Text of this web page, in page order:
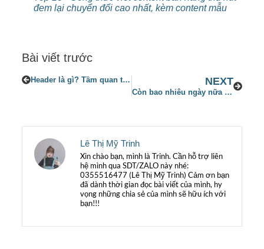
đem lại chuyển đổi cao nhất, kèm content mẫu
Bài viết trước
Header là gì? Tầm quan trọng của header trong website NEXT
Còn bao nhiêu ngày nữa đến Tết Tây 2024? Tết Tây được nghỉ mấy ngày?
Lê Thị Mỹ Trinh
Xin chào bạn, mình là Trinh. Cần hỗ trợ liên
hệ mình qua SDT/ZALO này nhé:
0355516477 (Lê Thị Mỹ Trinh) Cảm ơn bạn
đã dành thời gian đọc bài viết của mình, hy
vọng những chia sẻ của mình sẽ hữu ích với
bạn!!!